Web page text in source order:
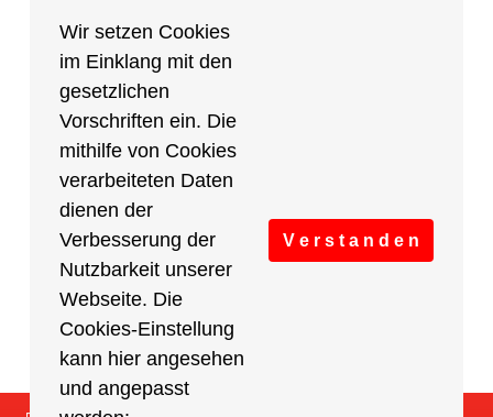
Wir setzen Cookies
im Einklang mit den
gesetzlichen
Vorschriften ein. Die
mithilfe von Cookies
verarbeiteten Daten
dienen der
Verbesserung der
Nutzbarkeit unserer
Webseite. Die
Cookies-Einstellung
kann hier angesehen
und angepasst
V e r s t a n d e n
Partner des Breitensports